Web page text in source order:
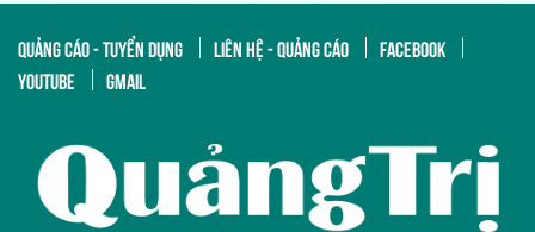
QUẢNG CÁO - TUYỂN DỤNG LIÊN HỆ - QUẢNG CÁO
FACEBOOK
YOUTUBE
GMAIL